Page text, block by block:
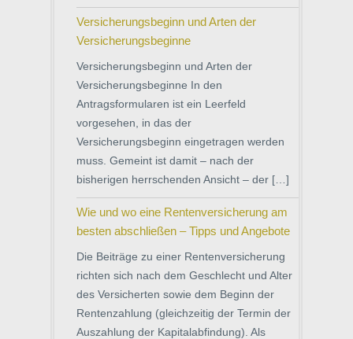
Versicherungsbeginn und Arten der
Versicherungsbeginne
Versicherungsbeginn und Arten der
Versicherungsbeginne In den
Antragsformularen ist ein Leerfeld
vorgesehen, in das der
Versicherungsbeginn eingetragen werden
muss. Gemeint ist damit – nach der
bisherigen herrschenden Ansicht – der […]
Wie und wo eine Rentenversicherung am
besten abschließen – Tipps und Angebote
Die Beiträge zu einer Rentenversicherung
richten sich nach dem Geschlecht und Alter
des Versicherten sowie dem Beginn der
Rentenzahlung (gleichzeitig der Termin der
Auszahlung der Kapitalabfindung). Als